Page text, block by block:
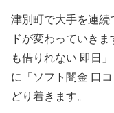
津別町で大手を連続
ドが変わっていき
も借りれない 即日
に「ソフト闇金 口
どり着きます。